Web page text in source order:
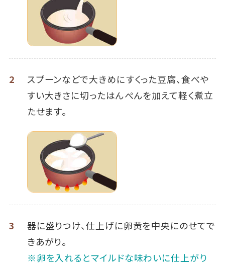
2
スプーンなどで大きめにすくった豆腐、食べや
すい大きさに切ったはんぺんを加えて軽く煮立
たせます。
3
器に盛りつけ、仕上げに卵黄を中央にのせてで
きあがり。
※卵を入れるとマイルドな味わいに仕上がり